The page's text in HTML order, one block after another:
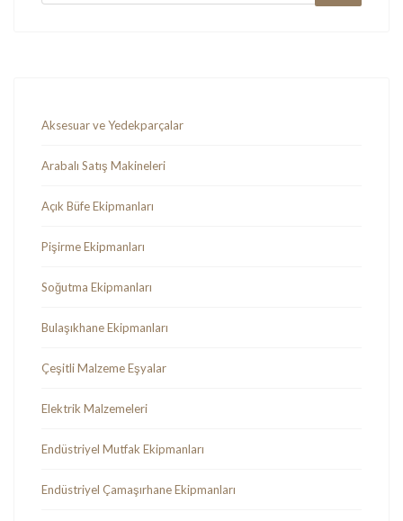
Aksesuar ve Yedekparçalar
Arabalı Satış Makineleri
Açık Büfe Ekipmanları
Pişirme Ekipmanları
Soğutma Ekipmanları
Bulaşıkhane Ekipmanları
Çeşitli Malzeme Eşyalar
Elektrik Malzemeleri
Endüstriyel Mutfak Ekipmanları
Endüstriyel Çamaşırhane Ekipmanları